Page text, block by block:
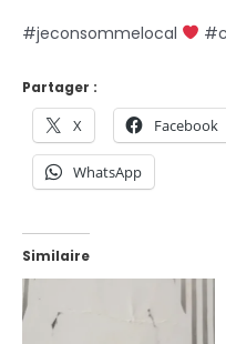
#jeconsommelocal
Partager :
X Facebook
WhatsApp
Similaire